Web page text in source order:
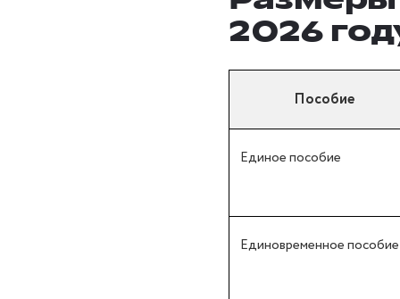
2026
Пособие
Единое пособие
Единовременное пособие